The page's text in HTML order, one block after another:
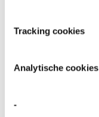
Tracking cookies
Analytische cookies
-